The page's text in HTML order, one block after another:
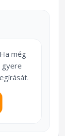
még